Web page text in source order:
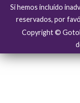
Si hemos incluído
reservados, por
Copyright ©